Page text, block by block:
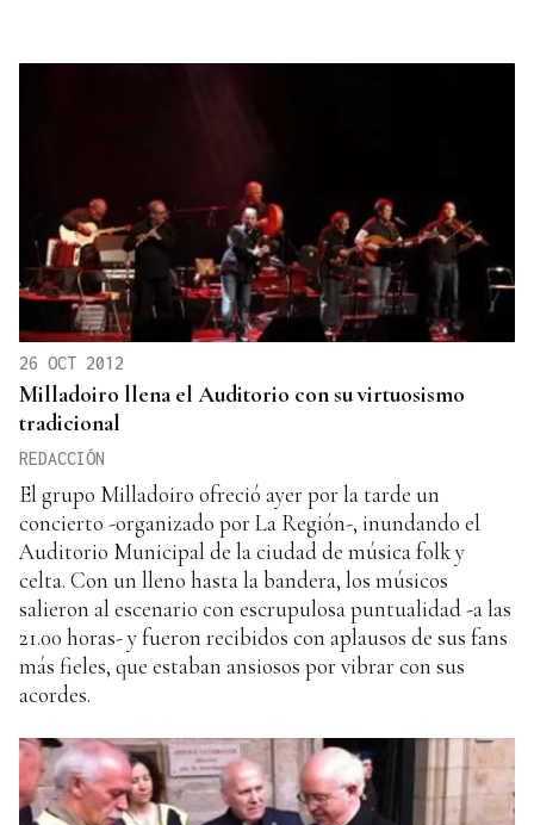
26 OCT 2012
Milladoiro llena el Auditorio con su virtuosismo
tradicional
REDACCIÓN
El grupo Milladoiro ofreció ayer por la tarde un
concierto -organizado por La Región-, inundando el
Auditorio Municipal de la ciudad de música folk y
celta. Con un lleno hasta la bandera, los músicos
salieron al escenario con escrupulosa puntualidad -a las
21.00 horas- y fueron recibidos con aplausos de sus fans
más fieles, que estaban ansiosos por vibrar con sus
acordes.